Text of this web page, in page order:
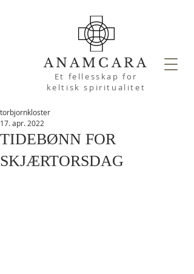
ANAMCARA
Et fellesskap for
keltisk spiritualitet
TIDEBØNN FOR
SKJÆRTORSDAG
torbjornkloster
17. apr. 2022